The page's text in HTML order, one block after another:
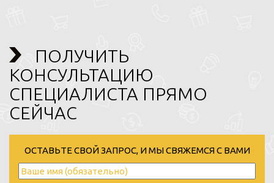
ПОЛУЧИТЬ
КОНСУЛЬТАЦИЮ
СПЕЦИАЛИСТА ПРЯМО
СЕЙЧАС
ОСТАВЬТЕ СВОЙ ЗАПРОС, И МЫ СВЯЖЕМСЯ С ВАМИ